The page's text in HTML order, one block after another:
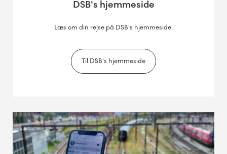
DSB's hjemmeside
Læs om din rejse på DSB's hjemmeside.
Til DSB's hjemmeside